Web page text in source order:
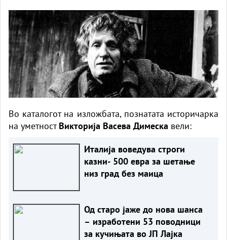
Во каталогот на изложбата, познатата историчарка
на уметностВикторија Васева Димеска вели:
Италија воведува строги
казни- 500 евра за шетање
низ град без маица
Од старо јаже до нова шанса
– изработени 53 поводници
за кучињата во ЈП Лајка